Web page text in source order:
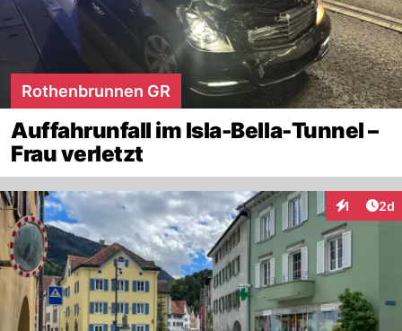
Rothenbrunnen GR
Auffahrunfall im Isla-Bella-Tunnel –
Frau verletzt
1 2d